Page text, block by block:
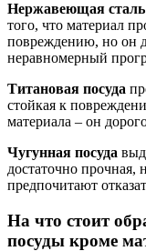
Нержавеющая сталь
того, что материал
повреждению, но он
неравномерный
Титановая посуда
стойкая к
материала – он
Чугунная посуда
достаточно прочная,
предпочитают
На что стоит
посуды кроме